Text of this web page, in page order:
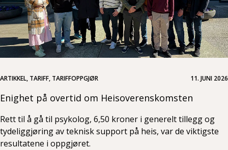
ARTIKKEL, TARIFF, TARIFFOPPGJØR 11. JUNI 2026
Enighet på overtid om Heisoverenskomsten
Rett til å gå til psykolog, 6,50 kroner i generelt tillegg og
tydeliggjøring av teknisk support på heis, var de viktigste
resultatene i oppgjøret.